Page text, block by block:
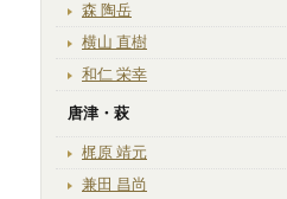
森 陶岳
横山 直樹
和仁 栄幸
唐津・萩
梶原 靖元
兼田 昌尚